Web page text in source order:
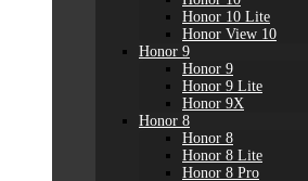
Honor 10 Lite
Honor View 10
Honor 9
Honor 9
Honor 9 Lite
Honor 9X
Honor 8
Honor 8
Honor 8 Lite
Honor 8 Pro